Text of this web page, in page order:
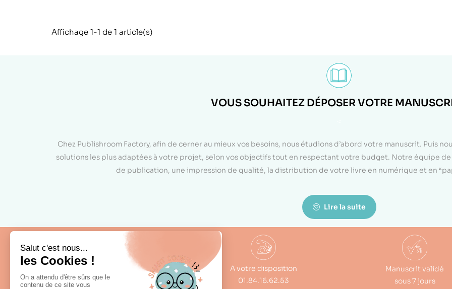
Affichage 1-1 de 1 article(s)
VOUS SOUHAITEZ DÉPOSER VOTRE
Chez Publishroom Factory, afin de cerner au mieux vos besoins, nous étudions d’abord votre manuscrit. Puis
solutions les plus adaptées à votre projet, selon vos objectifs tout en respectant votre budget. Notre équipe
de publication, une impression de qualité, la distribution de votre livre en numérique et en
Lire la suite
Fabrication française
A votre disposition
01.84.16.62.53
Manuscrit validé
sous 7 jours